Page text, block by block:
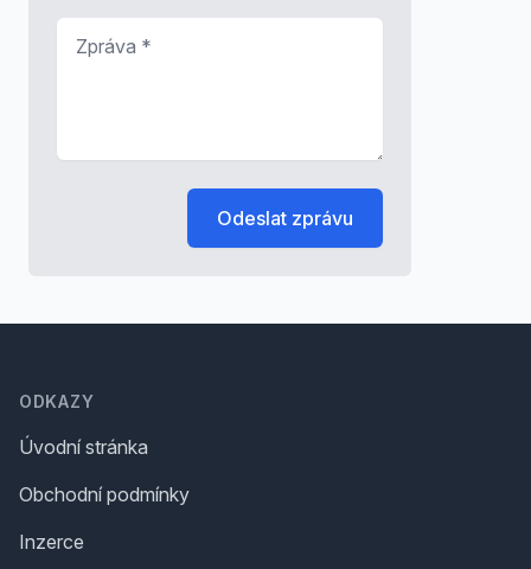
Odeslat zprávu
ODKAZY
Úvodní stránka
Obchodní podmínky
Inzerce